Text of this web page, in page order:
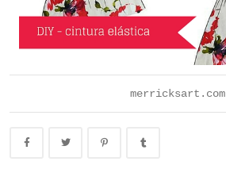
merricksart.com